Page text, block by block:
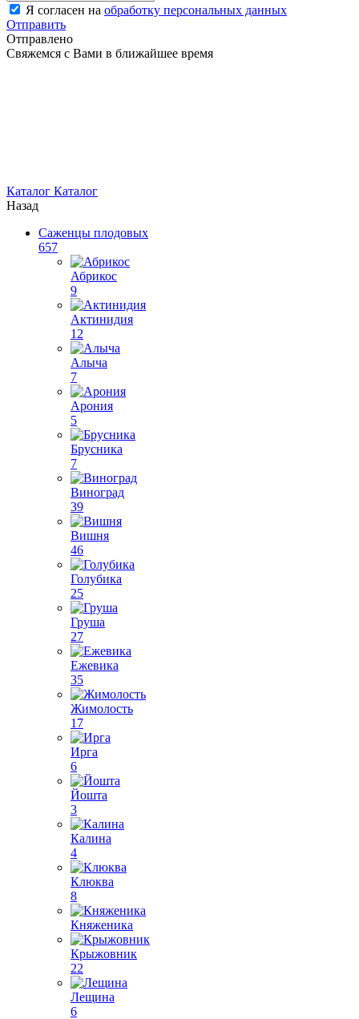
Я согласен на обработку персональных данных
Отправить
Отправлено
Свяжемся с Вами в ближайшее время
Каталог Каталог
Назад
Саженцы плодовых
657
Абрикос
9
Актинидия
12
Алыча
7
Арония
5
Брусника
7
Виноград
39
Вишня
46
Голубика
25
Груша
27
Ежевика
35
Жимолость
17
Ирга
6
Йошта
3
Калина
4
Клюква
8
Княженика
Крыжовник
22
Лещина
6